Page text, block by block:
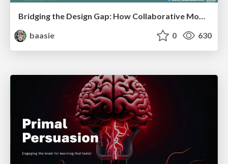
Bridging the Design Gap: How Collaborative Modelling removes blockers to flow between stakeholders and teams @FastFlow conf
baasie
0 630